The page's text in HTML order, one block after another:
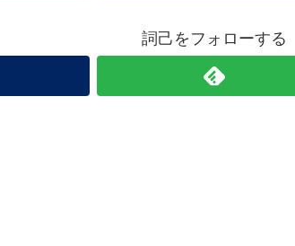
詞己をフォローする